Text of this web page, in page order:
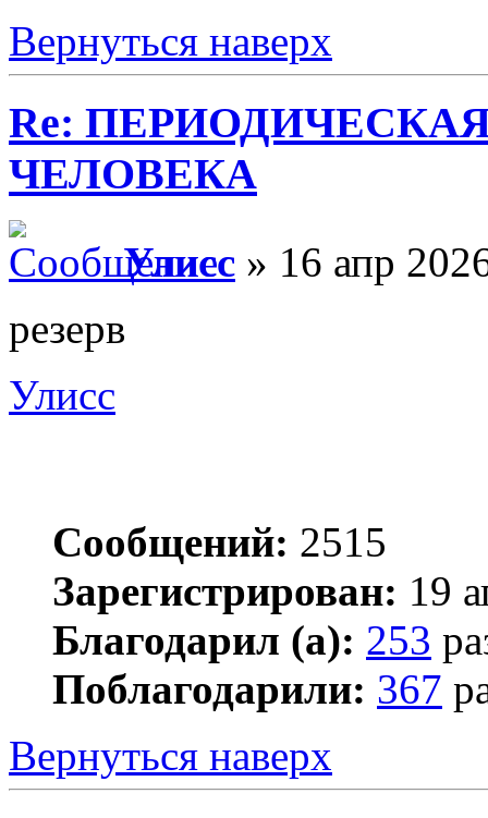
Вернуться наверх
Re:
ЧЕЛОВЕКА
Улисс » 16 апр
резерв
Улисс
Сообщений: 2515
Зарегистрирован: 19
Благодарил (а): 253
Поблагодарили: 367
Вернуться наверх